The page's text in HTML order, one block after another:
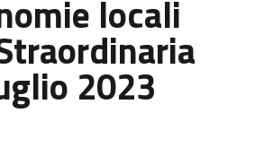
locali
2023